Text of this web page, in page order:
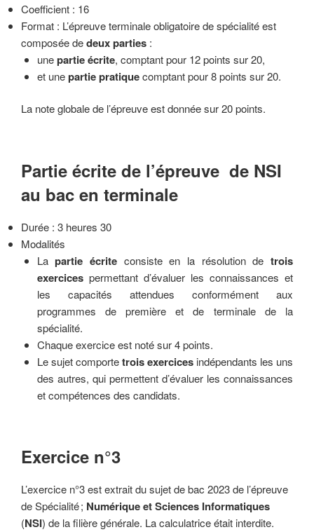
Coefficient : 16
Format : L’épreuve terminale obligatoire de spécialité est
composée dedeux parties :
unepartie écrite, comptant pour 12 points sur 20,
et unepartie pratiquecomptant pour 8 points sur 20.
La note globale de l’épreuve est donnée sur 20 points.
Partie écrite de l’épreuve de NSI
au bac en terminale
Durée : 3 heures 30
Modalités
Lapartie écriteconsiste en la résolution de trois
exercicespermettant d’évaluer les connaissances et
les capacités attendues conformément aux
programmes de première et de terminale de la
spécialité.
Chaque exercice est noté sur 4 points.
Le sujet comportetrois exercicesindépendants les uns
des autres, qui permettent d’évaluer les connaissances
et compétences des candidats.
Exercice n°3
L’exercice n°3 est extrait du sujet de bac 2023 de l’épreuve
de Spécialité ; Numérique etSciences Informatiques
(NSI) de la filière générale. La calculatrice était interdite.